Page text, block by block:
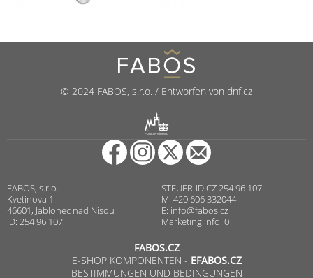
© 2024 FABOS, s.r.o. / Entworfen von dnf.cz
PUNCOVNÍ ÚŘAD
FABOS, s.r.o.
Kvetinova 1
46601, Jablonec nad Nisou
ID: 254 96 107
STEUER-ID CZ 254 96 107
M: 420 606 332044
E: info@fabos.cz
Marketing info: 0
FABOS.CZ
E-SHOP KOMPONENTEN - EFABOS.CZ
BESTIMMUNGEN UND BEDINGUNGEN